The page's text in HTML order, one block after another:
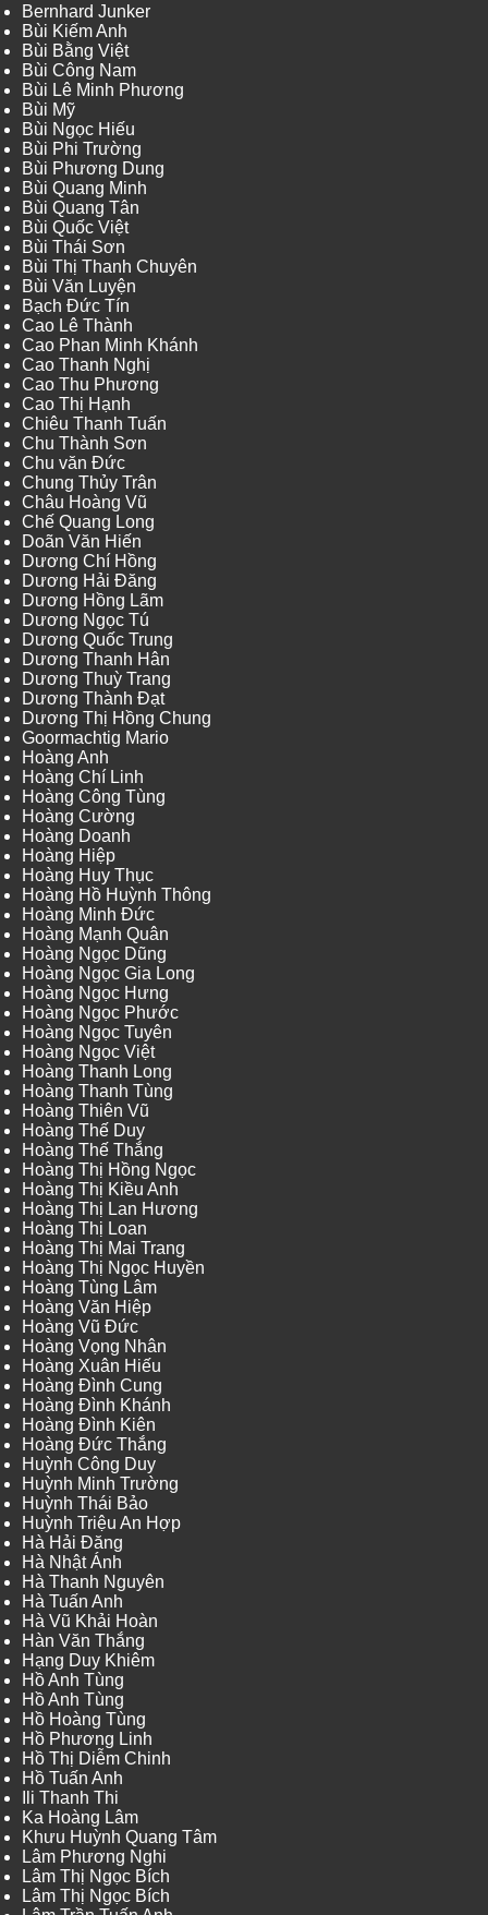
Bernhard Junker
Bùi Kiếm Anh
Bùi Bằng Việt
Bùi Công Nam
Bùi Lê Minh Phương
Bùi Mỹ
Bùi Ngọc Hiếu
Bùi Phi Trường
Bùi Phương Dung
Bùi Quang Minh
Bùi Quang Tân
Bùi Quốc Việt
Bùi Thái Sơn
Bùi Thị Thanh Chuyên
Bùi Văn Luyện
Bạch Đức Tín
Cao Lê Thành
Cao Phan Minh Khánh
Cao Thanh Nghị
Cao Thu Phương
Cao Thị Hạnh
Chiêu Thanh Tuấn
Chu Thành Sơn
Chu văn Đức
Chung Thủy Trân
Châu Hoàng Vũ
Chế Quang Long
Doãn Văn Hiến
Dương Chí Hồng
Dương Hải Đăng
Dương Hồng Lãm
Dương Ngọc Tú
Dương Quốc Trung
Dương Thanh Hân
Dương Thuỳ Trang
Dương Thành Đạt
Dương Thị Hồng Chung
Goormachtig Mario
Hoàng Anh
Hoàng Chí Linh
Hoàng Công Tùng
Hoàng Cường
Hoàng Doanh
Hoàng Hiệp
Hoàng Huy Thục
Hoàng Hồ Huỳnh Thông
Hoàng Minh Đức
Hoàng Mạnh Quân
Hoàng Ngọc Dũng
Hoàng Ngọc Gia Long
Hoàng Ngọc Hưng
Hoàng Ngọc Phước
Hoàng Ngọc Tuyên
Hoàng Ngọc Việt
Hoàng Thanh Long
Hoàng Thanh Tùng
Hoàng Thiên Vũ
Hoàng Thế Duy
Hoàng Thế Thắng
Hoàng Thị Hồng Ngọc
Hoàng Thị Kiều Anh
Hoàng Thị Lan Hương
Hoàng Thị Loan
Hoàng Thị Mai Trang
Hoàng Thị Ngọc Huyền
Hoàng Tùng Lâm
Hoàng Văn Hiệp
Hoàng Vũ Đức
Hoàng Vọng Nhân
Hoàng Xuân Hiếu
Hoàng Đình Cung
Hoàng Đình Khánh
Hoàng Đình Kiên
Hoàng Đức Thắng
Huỳnh Công Duy
Huỳnh Minh Trường
Huỳnh Thái Bảo
Huỳnh Triệu An Hợp
Hà Hải Đăng
Hà Nhật Ánh
Hà Thanh Nguyên
Hà Tuấn Anh
Hà Vũ Khải Hoàn
Hàn Văn Thắng
Hạng Duy Khiêm
Hồ Anh Tùng
Hồ Anh Tùng
Hồ Hoàng Tùng
Hồ Phương Linh
Hồ Thị Diễm Chinh
Hồ Tuấn Anh
Ili Thanh Thi
Ka Hoàng Lâm
Khưu Huỳnh Quang Tâm
Lâm Phương Nghi
Lâm Thị Ngọc Bích
Lâm Thị Ngọc Bích